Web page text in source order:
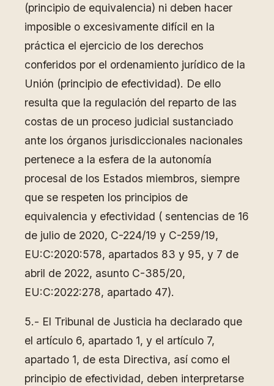
(principio de equivalencia) ni deben hacer
imposible o excesivamente difícil en la
práctica el ejercicio de los derechos
conferidos por el ordenamiento jurídico de la
Unión (principio de efectividad). De ello
resulta que la regulación del reparto de las
costas de un proceso judicial sustanciado
ante los órganos jurisdiccionales nacionales
pertenece a la esfera de la autonomía
procesal de los Estados miembros, siempre
que se respeten los principios de
equivalencia y efectividad ( sentencias de 16
de julio de 2020, C-224/19 y C-259/19,
EU:C:2020:578, apartados 83 y 95, y 7 de
abril de 2022, asunto C-385/20,
EU:C:2022:278, apartado 47).
5.- El Tribunal de Justicia ha declarado que
el artículo 6, apartado 1, y el artículo 7,
apartado 1, de esta Directiva, así como el
principio de efectividad, deben interpretarse